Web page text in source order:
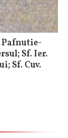
Pafnutie-
Sf. Ier.
Sf. Cuv.